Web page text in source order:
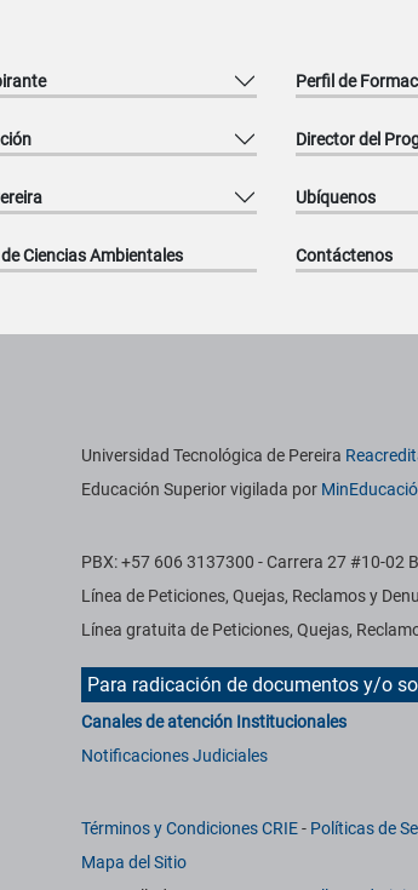
Perfil de
Director del
Ubíquenos
Ciencias Ambientales Contáctenos
Información
Universidad Tecnológica de Pereira
Educación Superior vigilada por
PBX: +57 606 3137300 - Carrera 27 #10-02
Línea de Peticiones, Quejas, Reclamos y
Línea gratuita de Peticiones, Quejas,
Para radicación de documentos y/o
Canales de atención Institucionales
Notificaciones Judiciales
Términos y Condiciones CRIE- Políticas de
Mapa del Sitio